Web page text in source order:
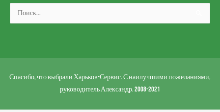
Поиск:
Спасибо, что выбрали Харьков-Сервис. С наилучшими пожеланиями,
руководитель Александр. 2008-2021